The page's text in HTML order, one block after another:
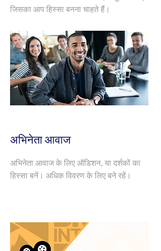
जिसका आप हिस्सा बनना चाहते हैं।
अभिनेता आवाज
अभिनेता आवाज के लिए ऑडिशन, या दर्शकों का
हिस्सा बनें। अधिक विवरण के लिए बने रहें।